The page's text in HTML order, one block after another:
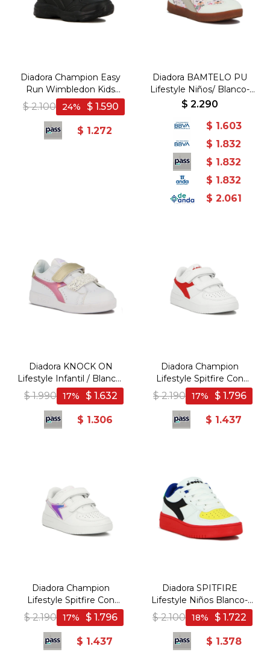
Diadora Champion Easy
Run Wimbledon Kids
C/Velcro - Negro-Negro
$ 2.100 $ 1.590
24
$ 1.272
Diadora BAMTELO PU
Lifestyle Niños/ Blanco-
Floral - Blanco-Floral
$ 2.290
$ 1.603
$ 1.832
$ 1.832
$ 1.832
$ 2.061
Diadora KNOCK ON
Lifestyle Infantil / Blanco-
Rosa - Blanco-Rosado
$ 1.990 $ 1.632
17
$ 1.306
Diadora Champion
Lifestyle Spitfire Con
Velcro Niño - Blanco/Rojo
- Blanco-Rojo
$ 2.190 $ 1.796
17
$ 1.437
Diadora Champion
Lifestyle Spitfire Con
Velcro Niño -
Blanco/Holográfico -
Blanco-Multicolor
$ 2.190 $ 1.796
17
$ 1.437
Diadora SPITFIRE
Lifestyle Niños Blanco-
Multicolor - Blanco-
Multicolor
$ 2.100 $ 1.722
18
$ 1.378